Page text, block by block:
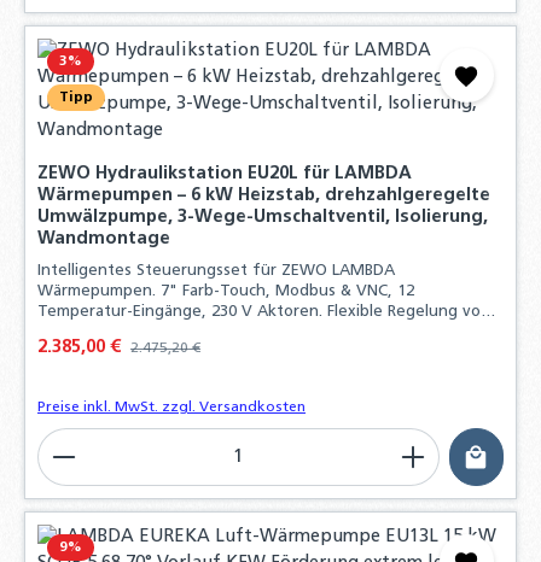
3%
Tipp
ZEWO Hydraulikstation EU20L für LAMBDA
Wärmepumpen – 6 kW Heizstab, drehzahlgeregelte
Umwälzpumpe, 3-Wege-Umschaltventil, Isolierung,
Wandmontage
Intelligentes Steuerungsset für ZEWO LAMBDA
Wärmepumpen. 7" Farb-Touch, Modbus & VNC, 12
Temperatur-Eingänge, 230 V Aktoren. Flexible Regelung von
Verkaufspreis:
2.385,00 € Regulärer Preis:
2.475,20 €
Preise inkl. MwSt. zzgl. Versandkosten
Produkt Anzahl: Gib den gewünschten Wert
9%